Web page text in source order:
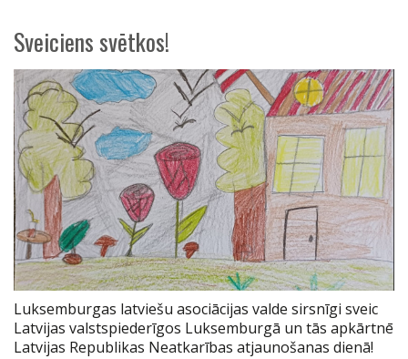
Sveiciens svētkos!
Luksemburgas latviešu asociācijas valde sirsnīgi sveic
Latvijas valstspiederīgos Luksemburgā un tās apkārtnē
Latvijas Republikas Neatkarības atjaunošanas dienā!